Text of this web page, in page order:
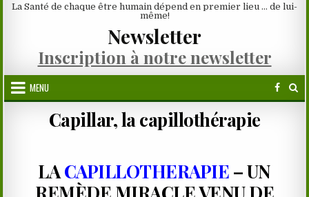
La Santé de chaque être humain dépend en premier lieu … de lui-
même!
Newsletter
Inscription à notre newsletter
MENU
Capillar, la capillothérapie
LACAPILLOTHERAPIE – UN